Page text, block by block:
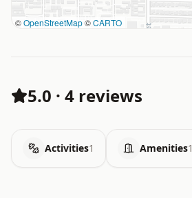
©OpenStreetMap©CARTO
5.0 · 4 reviews
Activities1 Amenities1